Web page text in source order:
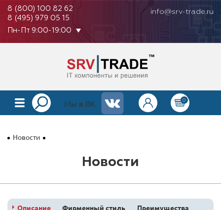
8 (800) 100 82 62
8 (495) 979 05 15
info@srv-trade.ru
Пн-Пт 9:00-19:00
КАТАЛОГ
ГАРАНТИЯ
КОНТАКТЫ
АКЦИИ
Мы в ВК 0
Новости
Новости
Описание Фирменный стиль
Преимущества